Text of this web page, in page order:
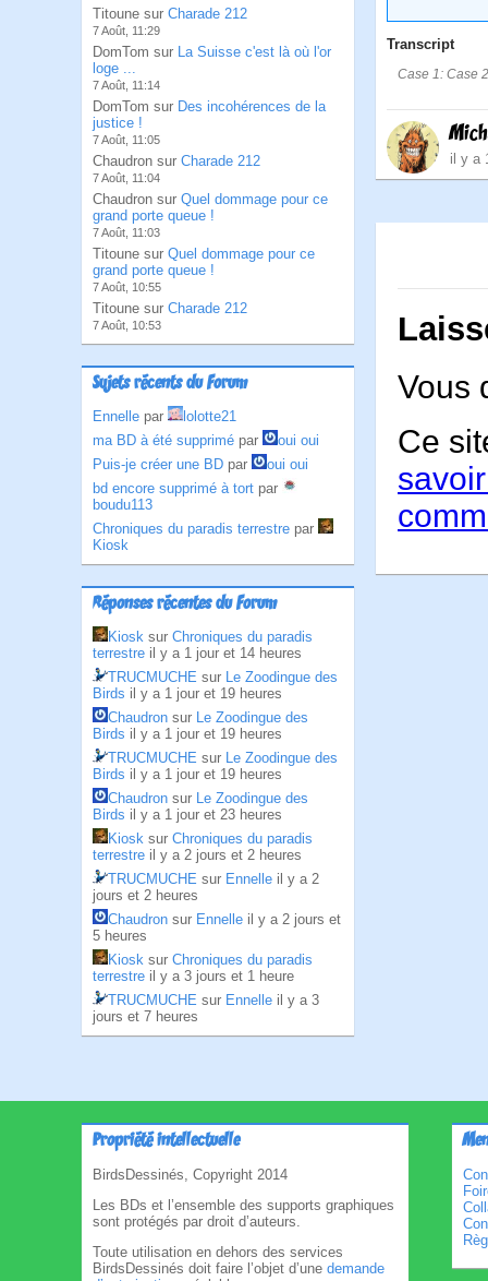
Titoune sur Charade 212
7 Août, 11:29
DomTom sur La Suisse c'est là où l'or
loge ...
7 Août, 11:14
DomTom sur Des incohérences de la
justice !
7 Août, 11:05
Chaudron sur Charade 212
7 Août, 11:04
Chaudron sur Quel dommage pour ce
grand porte queue !
7 Août, 11:03
Titoune sur Quel dommage pour ce
grand porte queue !
7 Août, 10:55
Titoune sur Charade 212
7 Août, 10:53
Sujets récents du Forum
Ennelle par
lolotte21
ma BD à été supprimé par
oui oui
Puis-je créer une BD par
oui oui
bd encore supprimé à tort par
boudu113
Chroniques du paradis terrestre par
Kiosk
Réponses récentes du Forum
Kiosk sur Chroniques du paradis
terrestre il y a 1 jour et 14 heures
TRUCMUCHE sur Le Zoodingue des
Birds il y a 1 jour et 19 heures
Chaudron sur Le Zoodingue des
Birds il y a 1 jour et 19 heures
TRUCMUCHE sur Le Zoodingue des
Birds il y a 1 jour et 19 heures
Chaudron sur Le Zoodingue des
Birds il y a 1 jour et 23 heures
Kiosk sur Chroniques du paradis
terrestre il y a 2 jours et 2 heures
TRUCMUCHE sur Ennelle il y a 2
jours et 2 heures
Chaudron sur Ennelle il y a 2 jours et
5 heures
Kiosk sur Chroniques du paradis
terrestre il y a 3 jours et 1 heure
TRUCMUCHE sur Ennelle il y a 3
jours et 7 heures
Transcript
Case 1: Case
il y a
Vous
Ce
Propriété intellectuelle
BirdsDessinés, Copyright 2014
Les BDs et l’ensemble des supports graphiques
sont protégés par droit d’auteurs.
Toute utilisation en dehors des services
BirdsDessinés doit faire l’objet d’une demande